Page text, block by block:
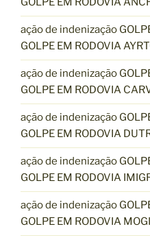
ação de indenização
GOLPE EM RODOVIA
ação de indenização
GOLPE EM RODOVIA
ação de indenização
GOLPE EM RODOVIA
ação de indenização
GOLPE EM RODOVIA
ação de indenização
GOLPE EM RODOVIA